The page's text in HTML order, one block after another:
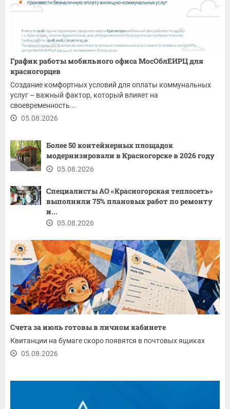
График работы мобильного офиса МосОблЕИРЦ для
красногорцев
Создание комфортных условий для оплаты коммунальных
услуг – важный фактор, который влияет на
своевременность...
05.08.2026
Более 50 контейнерных площадок
модернизировали в Красногорске в 2026 году
05.08.2026
Специалисты АО «Красногорская теплосеть»
выполнили 75% плановых работ по ремонту
и...
05.08.2026
Счета за июль готовы в личном кабинете
Квитанции на бумаге скоро появятся в почтовых ящиках
05.08.2026